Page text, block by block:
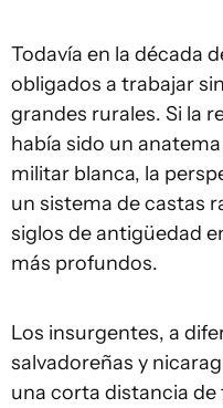
Todavía en la década
obligados a trabajar
grandes rurales. Si la
había sido un
militar blanca, la
un sistema de castas
siglos de antigüedad
más profundos.
Los insurgentes, a
salvadoreñas y
una corta distancia de